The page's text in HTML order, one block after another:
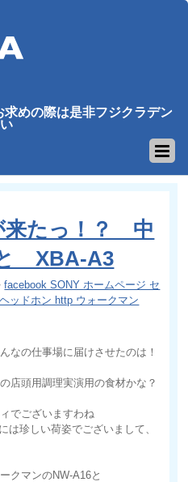
めの際は是非フジクラデン
来たっ！？ 中
XBA-A3
facebook SONY ホームページ セ
ッドホン http ウォークマン
の仕事場に届けさせたのは！
店頭用調理実演用の食材かな？
でございますわね
は珍しい荷姿でございまして、
クマンのNW-A16と